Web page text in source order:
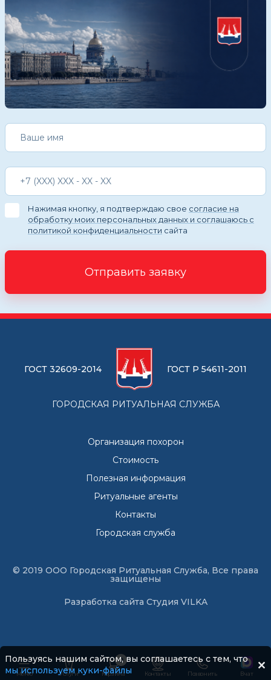
Нажимая кнопку, я подтверждаю свое согласие на
обработку моих персональных данных и соглашаюсь с
политикой конфиденциальности сайта
Отправить заявку
ГОСТ 32609-2014 ГОСТ Р 54611-2011
ГОРОДСКАЯ РИТУАЛЬНАЯ СЛУЖБА
Организация похорон
Стоимость
Полезная информация
Ритуальные агенты
Контакты
Городская служба
© 2019 ООО Городская Ритуальная Служба, Все права
защищены
Разработка сайта Студия VILKA
Меню Услуги
0
Корзина Контакты Позвонить В чат
Пользуясь нашим сайтом, вы соглашаетесь с тем, что
мы используем куки-файлы